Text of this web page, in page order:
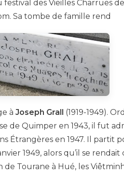
des Vieilles Charrues de
Sa tombe de famille rend
à Joseph Grall (1919-1949).
de Quimper en 1943, il fut
Étrangères en 1947. Il partit
1949, alors qu’il se rendait
de Tourane à Hué, les